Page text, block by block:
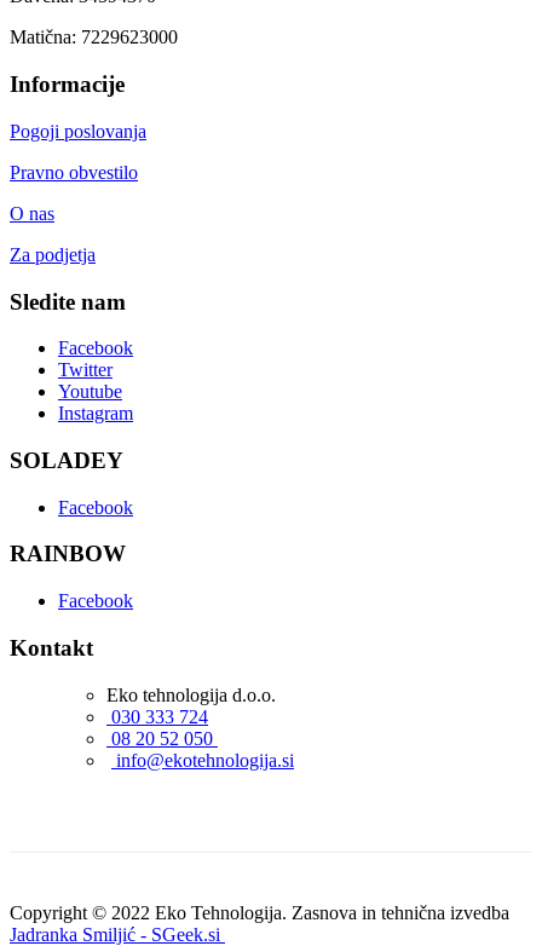
Matična: 7229623000
Informacije
Pogoji poslovanja
Pravno obvestilo
O nas
Za podjetja
Sledite nam
Facebook
Twitter
Youtube
Instagram
SOLADEY
Facebook
RAINBOW
Facebook
Kontakt
Eko tehnologija d.o.o.
030 333 724
08 20 52 050
info@ekotehnologija.si
Copyright © 2022 Eko Tehnologija. Zasnova in tehnična izvedba
Jadranka Smiljić - SGeek.si